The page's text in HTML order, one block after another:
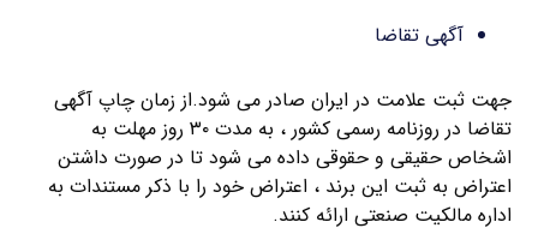
آگهی تقاضا
جهت ثبت علامت در ایران صادر می شود.از زمان چاپ آگهی
تقاضا در روزنامه رسمی کشور ، به مدت ۳۰ روز مهلت به
اشخاص حقیقی و حقوقی داده می شود تا در صورت داشتن
اعتراض به ثبت این برند ، اعتراض خود را با ذکر مستندات به
اداره مالکیت صنعتی ارائه کنند.